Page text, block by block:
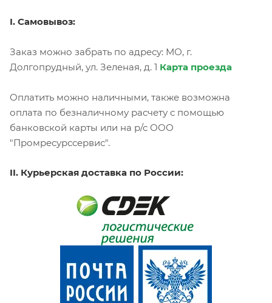
I. Самовывоз:
Заказ можно забрать по адресу: МО, г.
Долгопрудный, ул. Зеленая, д. 1 Карта проезда
Оплатить можно наличными, также возможна
оплата по безналичному расчету с помощью
банковской карты или на р/с ООО
"Промресурссервис".
II. Курьерская доставка по России: